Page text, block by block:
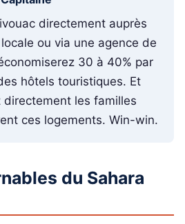
directement auprès
ou via une agence de
30 à 40% par
hôtels touristiques. Et
les familles
ces logements. Win-win.
du Sahara